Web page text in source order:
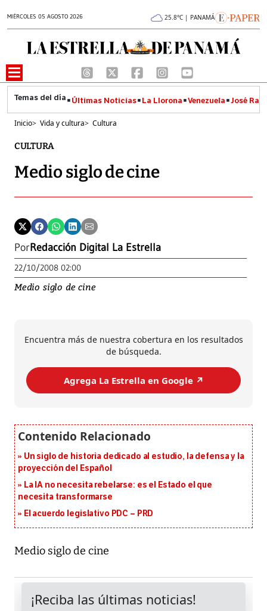
MIÉRCOLES 05 AGOSTO 2026 25.8°C | PANAMÁ
Últimas Noticias La Llorona Venezuela José
Inicio> Vida y cultura> Cultura
CULTURA
Medio siglo de cine
PorRedacción Digital La Estrella
22/10/2008 02:00
Medio siglo de cine
Encuentra más de nuestra cobertura en los resultados
de búsqueda.
Agrega La Estrella en Google ↗️
Un siglo de historia dedicado al estudio, la defensa y la
proyección del Español
La IA no necesita rebelarse: es el Estado el que
necesita transformarse
El acuerdo legislativo PDC – PRD
Medio siglo de cine